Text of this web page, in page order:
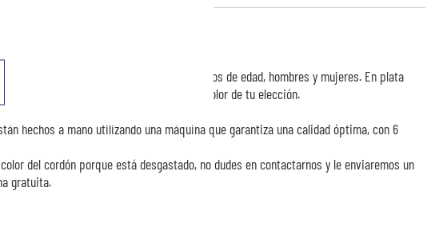
y moderna es adecuada para todos los grupos de edad, hombres y mujeres. En plata
oro, se monta en un cordón de algodón del color de tu elección.
por línea (arriba o abajo): 13
hechos a mano utilizando una máquina que garantiza una calidad óptima, con 6
del cordón porque está desgastado, no dudes en contactarnos y le enviaremos un
gratuita.